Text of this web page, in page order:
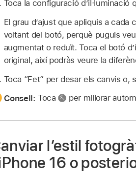
Toca la configuració
El grau d’ajust que apliquis a cada
voltant del botó, perquè puguis
augmentat o reduït. Toca el botó
original, així podràs veure la
Toca “Fet” per desar els canvis o,
Consell:Toca per millorar
l’estil
16 o